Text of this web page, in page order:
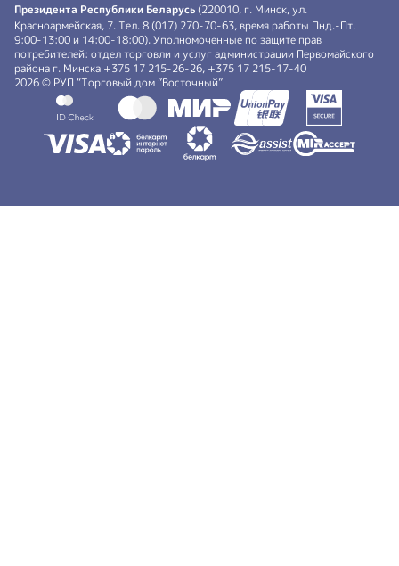
Президента Республики Беларусь (220010, г. Минск, ул.
Красноармейская, 7. Тел. 8 (017) 270-70-63, время работы Пнд.-Пт.
9:00-13:00 и 14:00-18:00). Уполномоченные по защите прав
потребителей: отдел торговли и услуг администрации Первомайского
района г. Минска +375 17 215-26-26, +375 17 215-17-40
2026 © РУП “Торговый дом ”Восточный”